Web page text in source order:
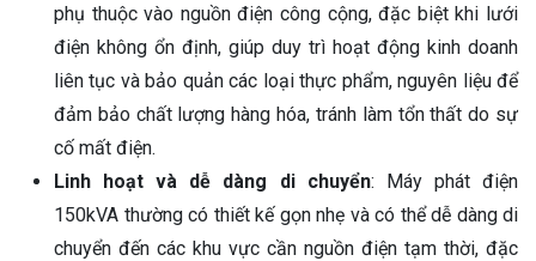
phụ thuộc vào nguồn điện công cộng, đặc biệt khi lưới
điện không ổn định, giúp duy trì hoạt động kinh doanh
liên tục và bảo quản các loại thực phẩm, nguyên liệu để
đảm bảo chất lượng hàng hóa, tránh làm tổn thất do sự
cố mất điện.
Linh hoạt và dễ dàng di chuyển: Máy phát điện
150kVA thường có thiết kế gọn nhẹ và có thể dễ dàng di
chuyển đến các khu vực cần nguồn điện tạm thời, đặc